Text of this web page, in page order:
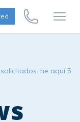
Call Us Now
he aquí 5